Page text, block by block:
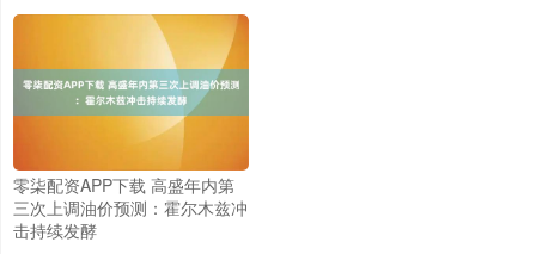
零柒配资APP下载 高盛年内第
三次上调油价预测：霍尔木兹冲
击持续发酵